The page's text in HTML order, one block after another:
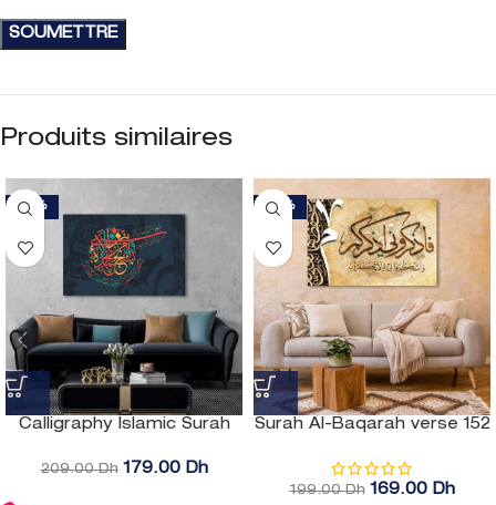
Produits similaires
-16%
Calligraphy Islamic Surah
blue background
209.00Dh 179.00 Dh
-17%
Surah Al-Baqarah verse 152
199.00Dh 169.00 Dh